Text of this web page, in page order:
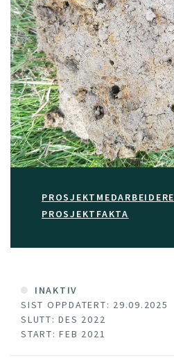
PROSJEKTMEDARBEIDERE
PROSJEKTFAKTA
INAKTIV
SIST OPPDATERT: 29.09.2025
SLUTT: DES 2022
START: FEB 2021